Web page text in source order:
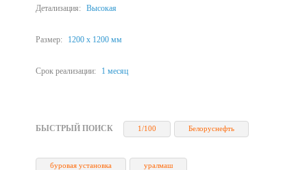
Детализация: Высокая
Размер: 1200 х 1200 мм
Срок реализации: 1 месяц
БЫСТРЫЙ ПОИСК 1/100 Белоруснефть
буровая установка уралмаш